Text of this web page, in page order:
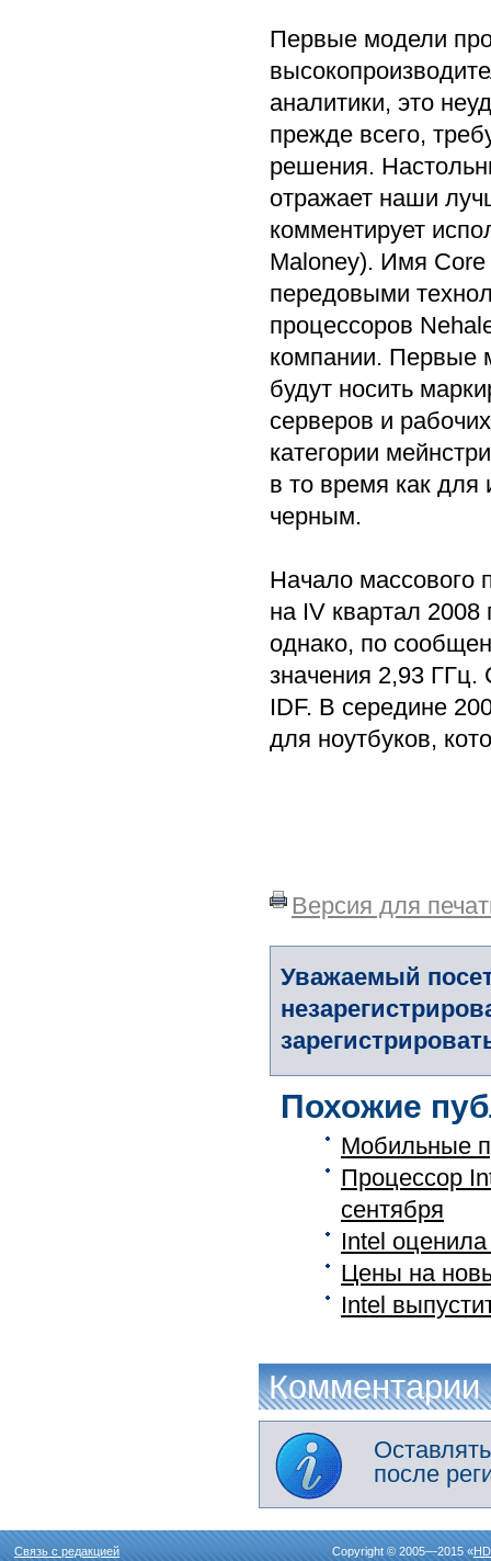
Первые модели
аналитики, это
прежде всего,
решения.
отражает наши
комментирует
Maloney). Имя Core
передовыми
процессоров
компании. Первые
будут носить
серверов и
категории
в то время как для
черным.
Начало массового
на IV квартал 2008
однако, по
значения 2,93 ГГц.
IDF. В середине
для ноутбуков,
Версия для
Уважаемый
Похожие
Мобильные
Процессор
сентября
Intel
Цены на
Intel
Комментарии
после
Связь с редакцией
Copyright © 2005—2015 «